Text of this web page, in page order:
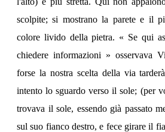
scolpite; si mostrano la parete e il
colore livido della pietra. « Se qui
chiedere informazioni » osservava
forse la nostra scelta della via
intento lo sguardo verso il sole; (per
trovava il sole, essendo già passato
sul suo fianco destro, e fece girare il